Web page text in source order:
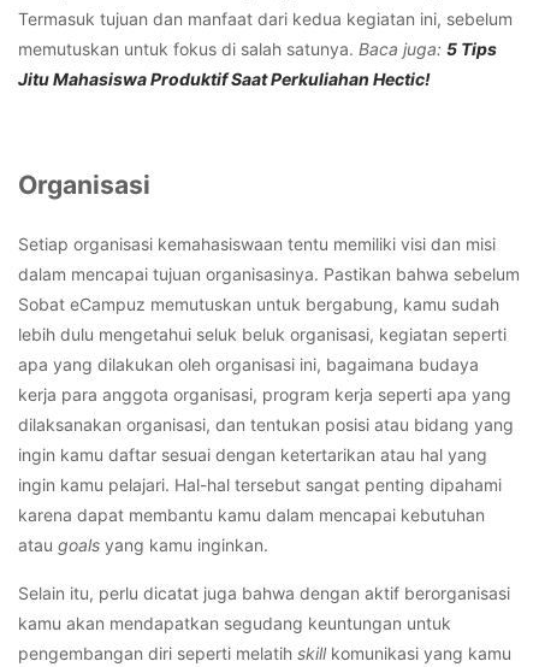
Termasuk tujuan dan manfaat dari kedua kegiatan ini, sebelum
memutuskan untuk fokus di salah satunya. Baca juga: 5 Tips
Jitu Mahasiswa Produktif Saat Perkuliahan Hectic!
Organisasi
Setiap organisasi kemahasiswaan tentu memiliki visi dan misi
dalam mencapai tujuan organisasinya. Pastikan bahwa sebelum
Sobat eCampuz memutuskan untuk bergabung, kamu sudah
lebih dulu mengetahui seluk beluk organisasi, kegiatan seperti
apa yang dilakukan oleh organisasi ini, bagaimana budaya
kerja para anggota organisasi, program kerja seperti apa yang
dilaksanakan organisasi, dan tentukan posisi atau bidang yang
ingin kamu daftar sesuai dengan ketertarikan atau hal yang
ingin kamu pelajari. Hal-hal tersebut sangat penting dipahami
karena dapat membantu kamu dalam mencapai kebutuhan
atau goals yang kamu inginkan.
Selain itu, perlu dicatat juga bahwa dengan aktif berorganisasi
kamu akan mendapatkan segudang keuntungan untuk
pengembangan diri seperti melatih skillkomunikasi yang kamu